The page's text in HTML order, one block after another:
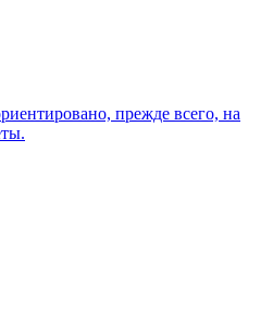
прежде всего, на